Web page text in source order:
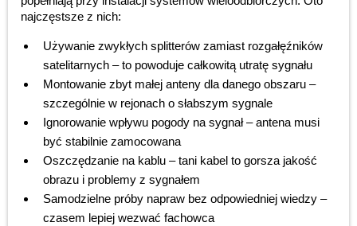
najczęstsze z nich:
Używanie zwykłych splitterów zamiast rozgałęźników
satelitarnych – to powoduje całkowitą utratę sygnału
Montowanie zbyt małej anteny dla danego obszaru –
szczególnie w rejonach o słabszym sygnale
Ignorowanie wpływu pogody na sygnał – antena musi
być stabilnie zamocowana
Oszczędzanie na kablu – tani kabel to gorsza jakość
obrazu i problemy z sygnałem
Samodzielne próby napraw bez odpowiedniej wiedzy –
czasem lepiej wezwać fachowca